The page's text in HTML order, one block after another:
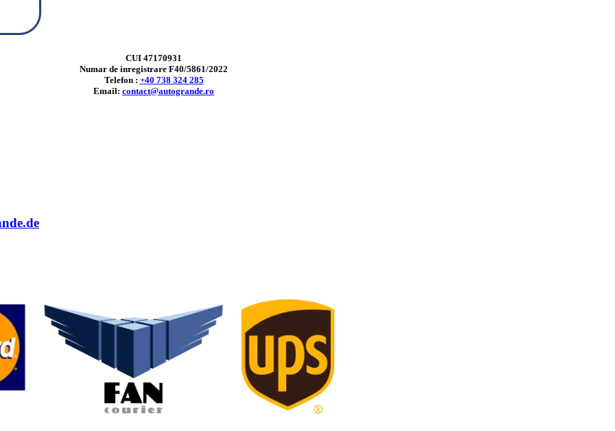
CUI 47170931
Numar de inregistrare F40/5861/2022
Telefon : +40 738 324 285
Email: contact@autogrande.ro